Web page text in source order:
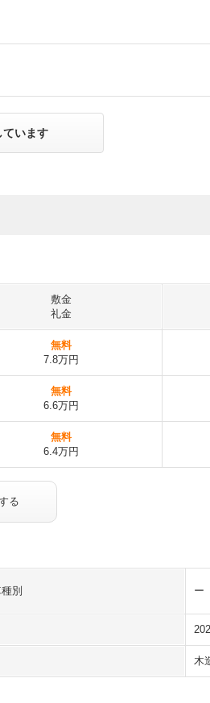
ています
敷金
礼金
無料
7.8万円
無料
6.6万円
無料
6.4万円
る
別 ー
木